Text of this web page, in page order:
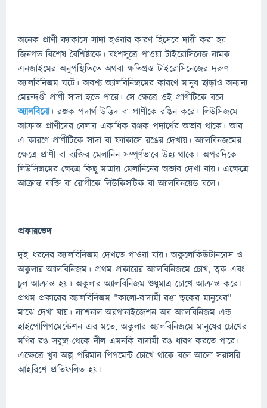
অনেক প্রাণী ফ্যাকাসে সাদা হওয়ার কারণ হিসেবে দায়ী করা হয়
জিনগত বিশেষ বৈশিষ্ট্যকে। বংশসূত্রে পাওয়া টাইরোসিনেজ নামক
এনজাইমের অনুপস্থিতিতে অথবা ক্ষতিগ্রস্ত টাইরোসিনেজের দরুণ
অ্যালবিনিজম ঘটে। অবশ্য অ্যালবিনিজমের কারণে মানুষ ছাড়াও অন্যান্য
মেরুদণ্ডী প্রাণী সাদা হতে পারে। সে ক্ষেত্রে ওই প্রাণীটিকে বলে
অ্যালবিনো। রঞ্জক পদার্থ উদ্ভিদ বা প্রাণীকে রঙিন করে। লিউসিজমে
আক্রান্ত প্রাণীদের বেলায় একাধিক রঞ্জক পদার্থের অভাব থাকে। আর
এ কারণে প্রাণীটিকে সাদা বা ফ্যাকাসে রঙের দেখায়। অ্যালবিনজমের
ক্ষেত্রে প্রাণী বা ব্যক্তির মেলানিন সম্পূর্ণভাবে উহ্য থাকে। অপরদিকে
লিউসিজমের ক্ষেত্রে কিছু মাত্রায় মেলানিনের অভাব দেখা যায়। এক্ষেত্রে
আক্রান্ত ব্যক্তি বা রোগীকে লিউকিসটিক বা অ্যালবিনয়েড বলে।
প্রকারভেদ
দুই ধরনের অ্যালবিনিজম দেখতে পাওয়া যায়। অকুলোকিউটানয়েস ও
অকুলার অ্যালবিনিজম। প্রথম প্রকারের অ্যালবিনিজমে চোখ, ত্বক এবং
চুল আক্রান্ত হয়। অকুলার অ্যালবিনিজম শুধুমাত্র চোখে আক্রান্ত করে।
প্রথম প্রকারের অ্যালবিনিজম "কালো-বাদামী রঙা ত্বকের মানুষের"
মাঝে দেখা যায়। ন্যাশনাল অরগানাইজেশন অব অ্যালবিনিজম এন্ড
হাইপোপিগমেন্টেশন এর মতে, অকুলার অ্যালবিনিজমে মানুষের চোখের
মণির রঙ সবুজ থেকে নীল এমনকি বাদামী রঙ ধারণ করতে পারে।
এক্ষেত্রে খুব অল্প পরিমান পিগমেন্ট চোখে থাকে বলে আলো সরাসরি
আইরিশে প্রতিফলিত হয়।